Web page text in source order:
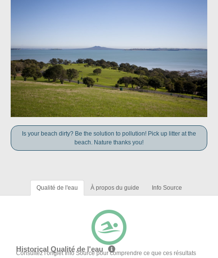
Is your beach dirty? Be the solution to pollution! Pick up litter at the
beach. Nature thanks you!
Qualité de l'eau À propos du guide Info Source
Historical Qualité de l'eau
Consultez l'onglet Info Source pour comprendre ce que ces résultats